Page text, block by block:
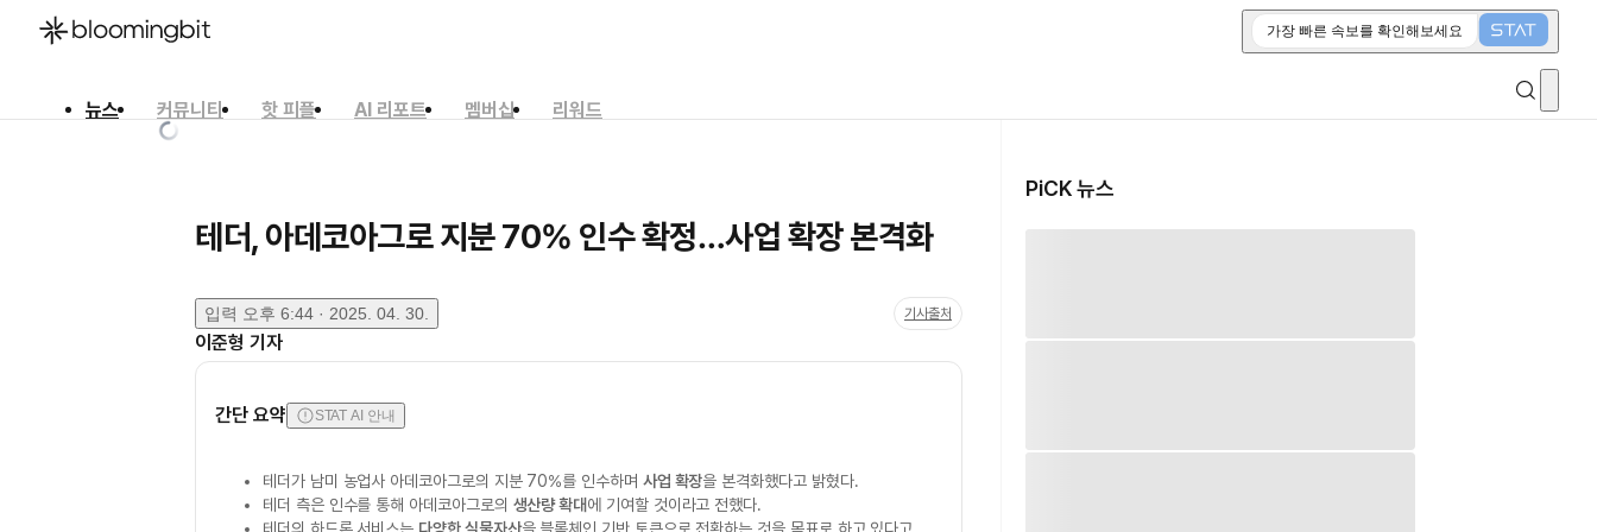
가장 빠른 속보를 확인해보세요
뉴스 커뮤니티 핫 피플 AI 리포트 멤버십
리워드
테더, 아데코아그로 지분 70% 인수 확정…사업 확장 본격화
입력 오후 6:44 · 2025. 04. 30. 기사출처
이준형 기자
간단 요약 STAT AI 안내
테더가 남미 농업사 아데코아그로의 지분 70%를 인수하며 사업 확장을 본격화했다고 밝혔다.
테더 측은 인수를 통해 아데코아그로의 생산량 확대에 기여할 것이라고 전했다.
PiCK 뉴스